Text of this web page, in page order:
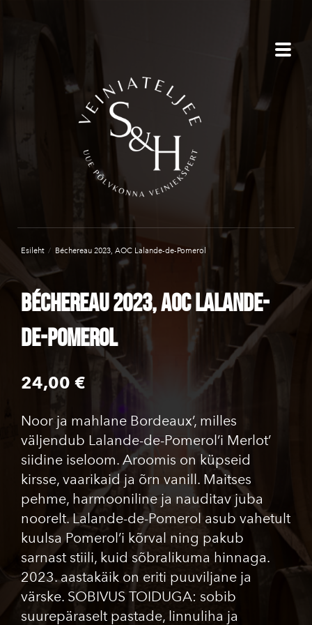
Esileht / Béchereau 2023, AOC Lalande-de-Pomerol
Béchereau 2023, AOC Lalande-
de-Pomerol
24,00 €
Noor ja mahlane Bordeaux’, milles
väljendub Lalande-de-Pomerol’i Merlot’
siidine iseloom. Aroomis on küpseid
kirsse, vaarikaid ja õrn vanill. Maitses
pehme, harmooniline ja nauditav juba
noorelt. Lalande-de-Pomerol asub vahetult
kuulsa Pomerol’i kõrval ning pakub
sarnast stiili, kuid sõbralikuma hinnaga.
2023. aastakäik on eriti puuviljane ja
värske. SOBIVUS TOIDUGA: sobib
suurepäraselt pastade, linnuliha ja